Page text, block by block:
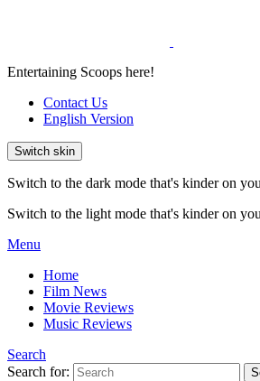
Entertaining Scoops here!
Contact Us
English Version
Switch skin
Switch to the dark mode that's kinder on
Switch to the light mode that's kinder on
Menu
Home
Film News
Movie Reviews
Music Reviews
Search
Search for: